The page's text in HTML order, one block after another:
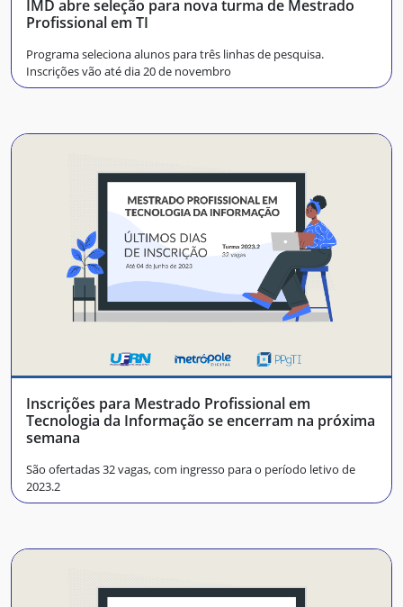
IMD abre seleção para nova turma de Mestrado
Profissional em TI
Programa seleciona alunos para três linhas de pesquisa.
Inscrições vão até dia 20 de novembro
Inscrições para Mestrado Profissional em
Tecnologia da Informação se encerram na próxima
semana
São ofertadas 32 vagas, com ingresso para o período letivo de
2023.2